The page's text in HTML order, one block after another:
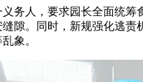
人，要求园长全面统筹
隙。同时，新规强化逃
象。